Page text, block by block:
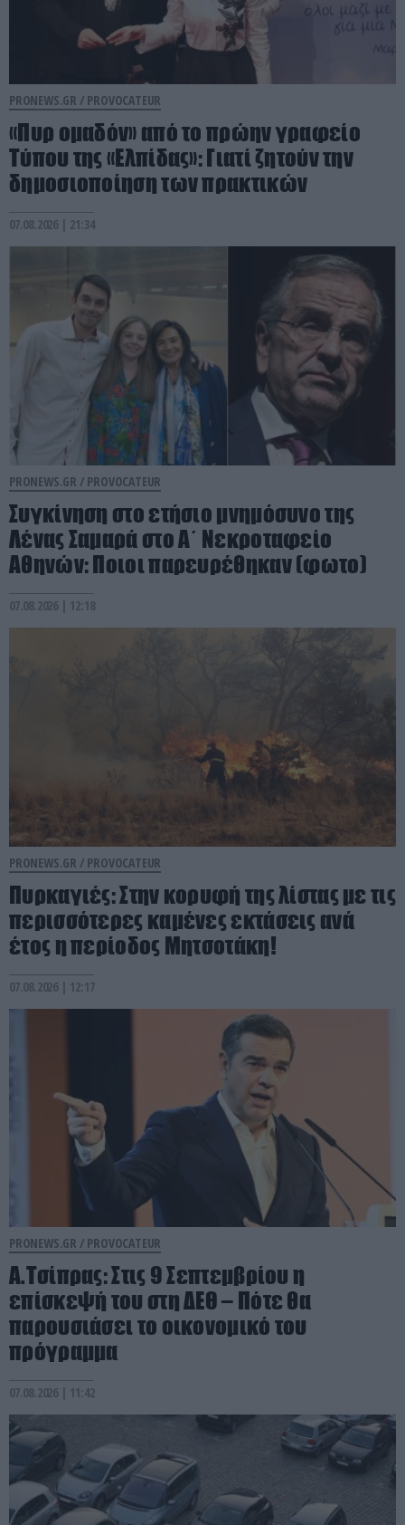
PRONEWS.GR / PROVOCATEUR
«Πυρ ομαδόν» από το πρώην γραφείο
Τύπου της «Ελπίδας»: Γιατί ζητούν την
δημοσιοποίηση των πρακτικών
07.08.2026 | 21:34
PRONEWS.GR / PROVOCATEUR
Συγκίνηση στο ετήσιο μνημόσυνο της
Λένας Σαμαρά στο Α΄ Νεκροταφείο
Αθηνών: Ποιοι παρευρέθηκαν (φωτο)
07.08.2026 | 12:18
PRONEWS.GR / PROVOCATEUR
Πυρκαγιές: Στην κορυφή της λίστας με τις
περισσότερες καμένες εκτάσεις ανά
έτος η περίοδος Μητσοτάκη!
07.08.2026 | 12:17
PRONEWS.GR / PROVOCATEUR
Α.Τσίπρας: Στις 9 Σεπτεμβρίου η
επίσκεψή του στη ΔΕΘ – Πότε θα
παρουσιάσει το οικονομικό του
πρόγραμμα
07.08.2026 | 11:42